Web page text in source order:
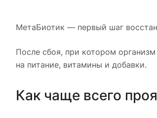
МетаБиотик — первый шаг
После сбоя, при котором
на питание, витамины и добавки.
Как чаще всего